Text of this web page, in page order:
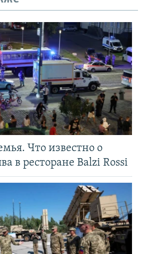
Что известно о
в ресторане Balzi Rossi